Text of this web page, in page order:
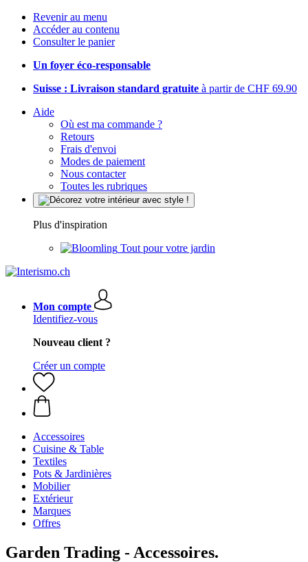
Revenir au menu
Accéder au contenu
Consulter le panier
Un foyer éco-responsable
Suisse : Livraison standard gratuite à partir de CHF 69.90
Aide
Où est ma commande ?
Retours
Frais d'envoi
Modes de paiement
Nous contacter
Toutes les rubriques
Plus d'inspiration
Tout pour votre jardin
Mon compte
Identifiez-vous
Nouveau client ?
Créer un compte
Accessoires
Cuisine & Table
Textiles
Pots & Jardinières
Mobilier
Extérieur
Marques
Offres
Garden Trading - Accessoires.